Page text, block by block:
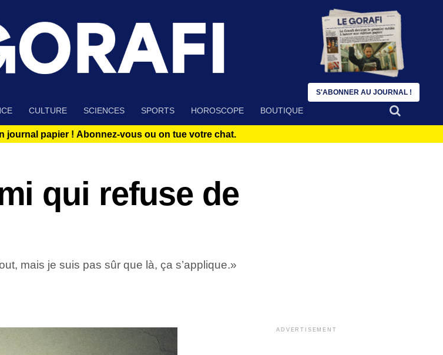
CULTURE SCIENCES SPORTS HOROSCOPE BOUTIQUE
journal papier ! Abonnez-vous ou on tue votre chat.
qui refuse de
mais je suis pas sûr que là, ça s’applique.»
ADVERTISEMENT
S'ABONNER AU JOURNAL !